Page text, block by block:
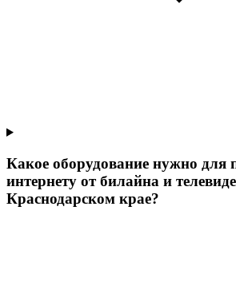
Какое оборудование нужно для
интернету от билайна и
Краснодарском крае?